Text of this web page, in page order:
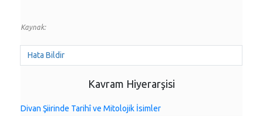
Kaynak:
Hata Bildir
Kavram Hiyerarşisi
Divan Şiirinde Tarihî ve Mitolojik İsimler